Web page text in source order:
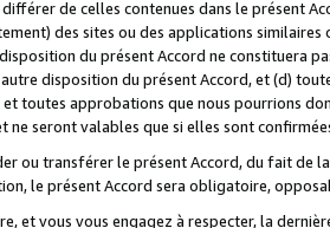
de celles contenues dans le présent
des sites ou des applications
du présent Accord ne constituera
disposition du présent Accord, et (d)
toutes approbations que nous pourrions
ne seront valables que si elles sont
ou transférer le présent Accord, du fait de
le présent Accord sera obligatoire,
et vous vous engagez à respecter, la